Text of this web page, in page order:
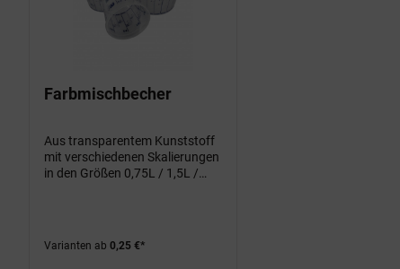
Farbmischbecher
Aus transparentem Kunststoff
mit verschiedenen Skalierungen
in den Größen 0,75L / 1,5L /
Varianten ab 0,25 €*